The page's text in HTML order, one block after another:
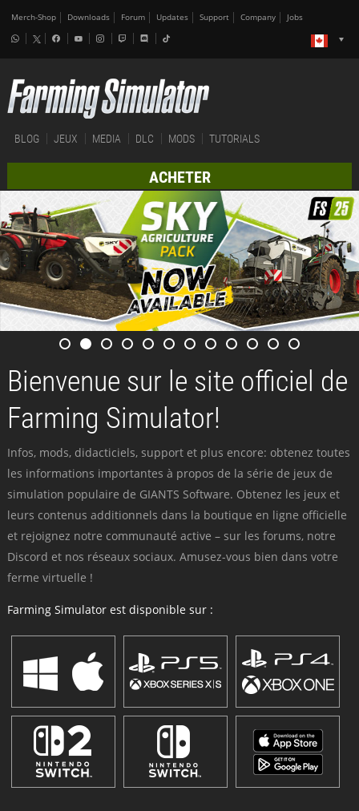
Merch-Shop Downloads Forum Updates Support Company Jobs
BLOG JEUX MEDIA DLC MODS TUTORIALS
ACHETER
Bienvenue sur le site officiel de
Farming Simulator!
Infos, mods, didacticiels, support et plus encore: obtenez toutes
les informations importantes à propos de la série de jeux de
simulation populaire de GIANTS Software. Obtenez les jeux et
leurs contenus additionnels dans la boutique en ligne officielle
et rejoignez notre communauté active – sur les forums, notre
Discord et nos réseaux sociaux. Amusez-vous bien dans votre
ferme virtuelle !
Farming Simulator est disponible sur :